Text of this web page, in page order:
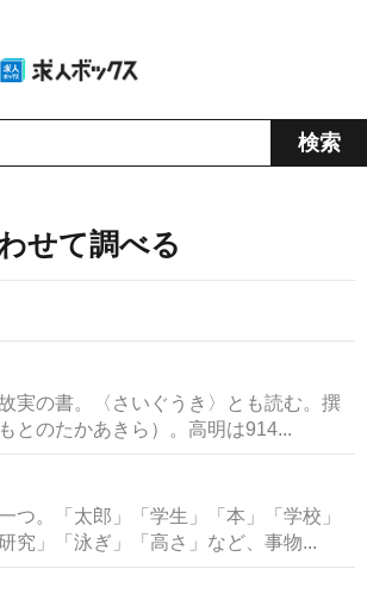
せて調べる
実の書。〈さいぐうき〉とも読む。撰
とのたかあきら）。高明は914...
つ。「太郎」「学生」「本」「学校」
究」「泳ぎ」「高さ」など、事物...